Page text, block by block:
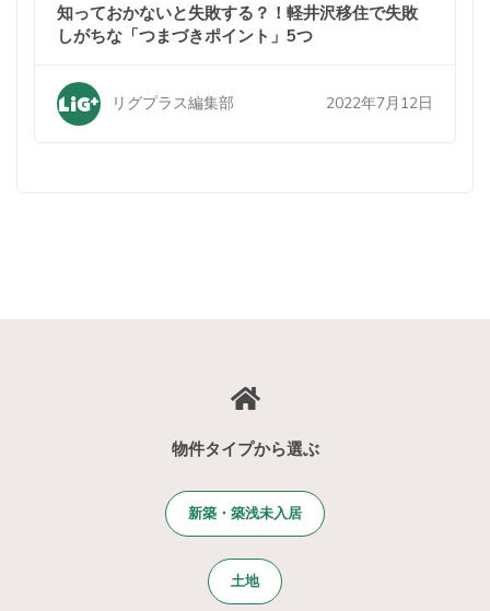
知っておかないと失敗する？！軽井沢移住で失敗
しがちな「つまづきポイント」5つ
リグプラス編集部 2022年7月12日
物件タイプから選ぶ
新築・築浅未入居
土地